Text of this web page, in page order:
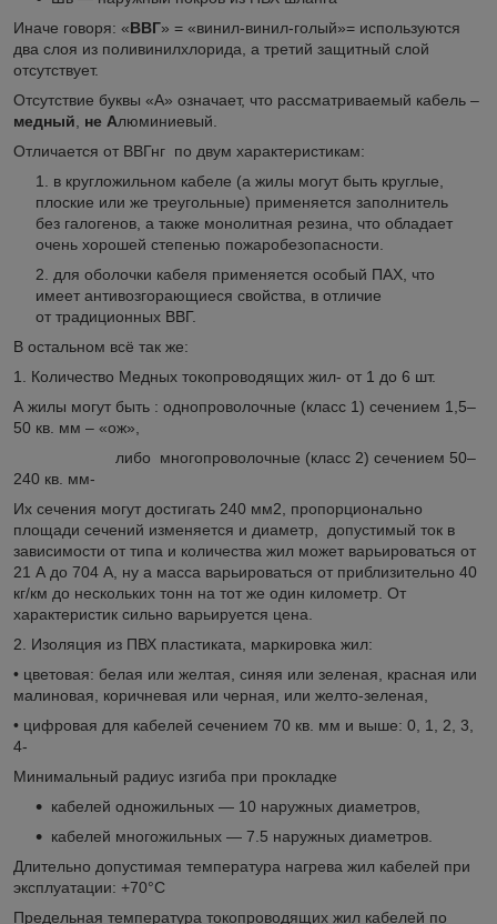
Иначе говоря: «ВВГ» = «винил-винил-голый»= используются
два слоя из поливинилхлорида, а третий защитный слой
отсутствует.
Отсутствие буквы «А» означает, что рассматриваемый кабель –
медный
не Алюминиевый.
Отличается от ВВГнг по двум характеристикам:
в кругложильном кабеле (а жилы могут быть круглые,
плоские или же треугольные) применяется заполнитель
без галогенов, а также монолитная резина, что обладает
очень хорошей степенью пожаробезопасности.
для оболочки кабеля применяется особый ПАХ, что
имеет антивозгорающиеся свойства, в отличие
от традиционных ВВГ.
В остальном всё так же:
1. Количество Медных токопроводящих жил- от 1 до 6 шт.
А жилы могут быть : однопроволочные (класс 1) сечением 1,5–
50 кв. мм – «ож»,
либо многопроволочные (класс 2) сечением 50–
240 кв. мм-
Их сечения могут достигать 240 мм2 , пропорционально
площади сечений изменяется и диаметр, допустимый ток в
зависимости от типа и количества жил может варьироваться от
21 А до 704 А, ну а масса варьироваться от приблизительно 40
кг/км до нескольких тонн на тот же один километр. От
характеристик сильно варьируется цена.
2. Изоляция из ПВХ пластиката, маркировка жил:
• цветовая: белая или желтая, синяя или зеленая, красная или
малиновая, коричневая или черная, или желто-зеленая,
• цифровая для кабелей сечением 70 кв. мм и выше: 0, 1, 2, 3,
4-
Минимальный радиус изгиба при прокладке
кабелей одножильных — 10 наружных диаметров,
кабелей многожильных — 7.5 наружных диаметров.
Длительно допустимая температура нагрева жил кабелей при
эксплуатации: +70°С
Предельная температура токопроводящих жил кабелей по